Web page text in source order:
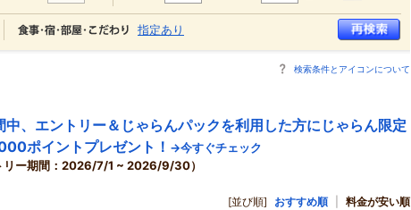
指定あり
検索条件とアイコンについて
、エントリー＆じゃらんパックを利用した方にじゃらん限定
ポイントプレゼント！ →今すぐチェック
リー期間：2026/7/1 ~ 2026/9/30）
[並び順] おすすめ順 料金が安い順